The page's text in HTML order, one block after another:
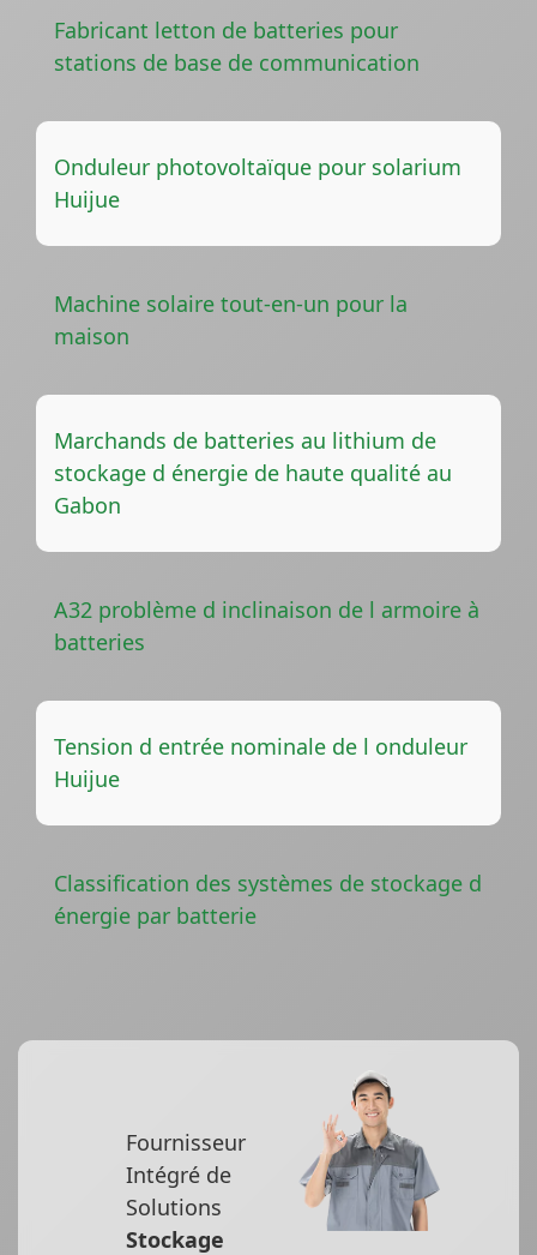
Fabricant letton de batteries pour
stations de base de communication
Onduleur photovoltaïque pour solarium
Huijue
Machine solaire tout-en-un pour la
maison
Marchands de batteries au lithium de
stockage d énergie de haute qualité au
Gabon
A32 problème d inclinaison de l armoire à
batteries
Tension d entrée nominale de l onduleur
Huijue
Classification des systèmes de stockage d
énergie par batterie
Fournisseur
Intégré de
Solutions
Stockage